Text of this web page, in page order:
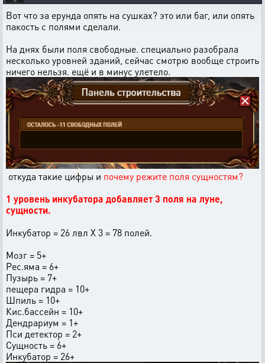
Вот что за ерунда опять на сушках? это или баг, или опять
пакость с полями сделали.
На днях были поля свободные. специально разобрала
несколько уровней зданий, сейчас смотрю вообще строить
ничего нельзя. ещё и в минус улетело.
откуда такие цифры и почему режите поля сущностям?
1 уровень инкубатора добавляет 3 поля на луне,
сущности.
Инкубатор = 26 лвл Х 3 = 78 полей.
Мозг = 5+
Рес.яма = 6+
Пузырь = 7+
пещера гидра = 10+
Шпиль = 10+
Кис.бассейн = 10+
Дендрариум = 1+
Пси детектор = 2+
Сущность = 6+
Инкубатор = 26+